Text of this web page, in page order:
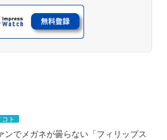
コト
ンでメガネが曇らない「フィリップス